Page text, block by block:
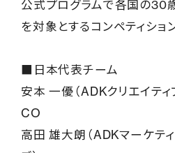
公式プログラムで各国の30
を対象とするコンペティション
■日本代表チーム
安本 一優（ADKクリエイテ
CO
高田 雄大朗（ADKマーケティ